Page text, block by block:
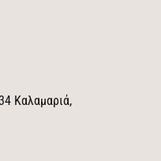
Καλαμαριά,